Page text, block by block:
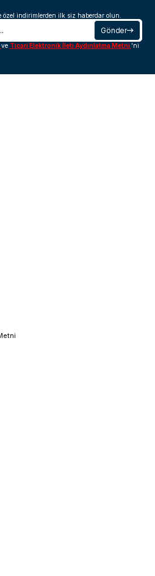
özel indirimlerden ilk siz haberdar olun.
Gönder
ve Ticari Elektronik İleti Aydınlatma Metni 'ni